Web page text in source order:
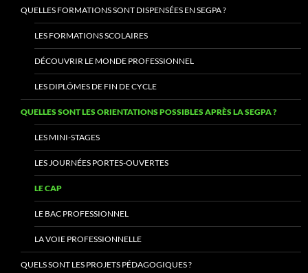
QUELLES FORMATIONS SONT DISPENSÉES EN SEGPA ?
LES FORMATIONS SCOLAIRES
DÉCOUVRIR LE MONDE PROFESSIONNEL
LES DIPLÔMES DE FIN DE CYCLE
QUELLES SONT LES ORIENTATIONS POSSIBLES APRÈS LA SEGPA ?
LES MINI-STAGES
LES JOURNÉES PORTES-OUVERTES
LE CAP
LE BAC PROFESSIONNEL
LA VOIE PROFESSIONNELLE
QUELS SONT LES PROJETS PÉDAGOGIQUES ?